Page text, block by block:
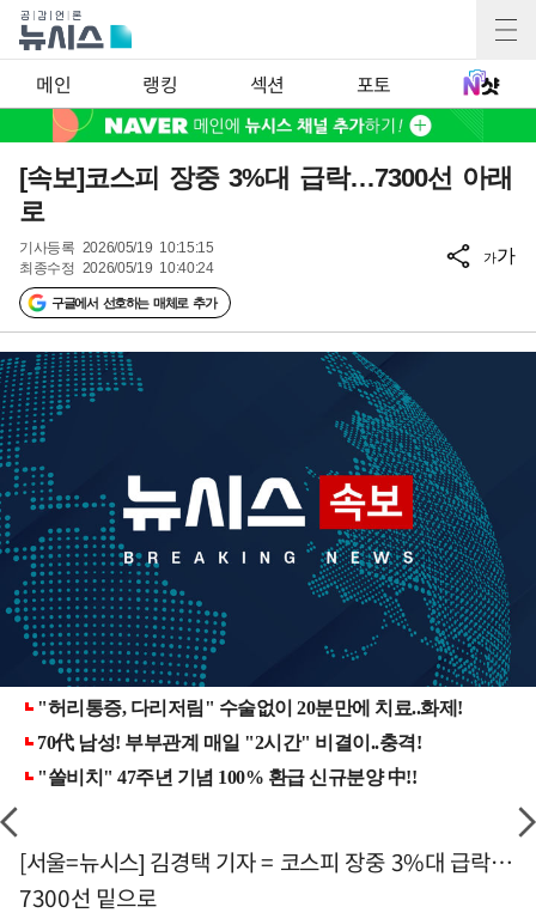
메인 랭킹 섹션 포토
[속보]코스피 장중 3%대 급락…7300선 아래
로
기사등록 2026/05/19 10:15:15
최종수정 2026/05/19 10:40:24
구글에서 선호하는 매체로 추가
가가
[서울=뉴시스] 김경택 기자 = 코스피 장중 3%대 급락…
7300선 밑으로